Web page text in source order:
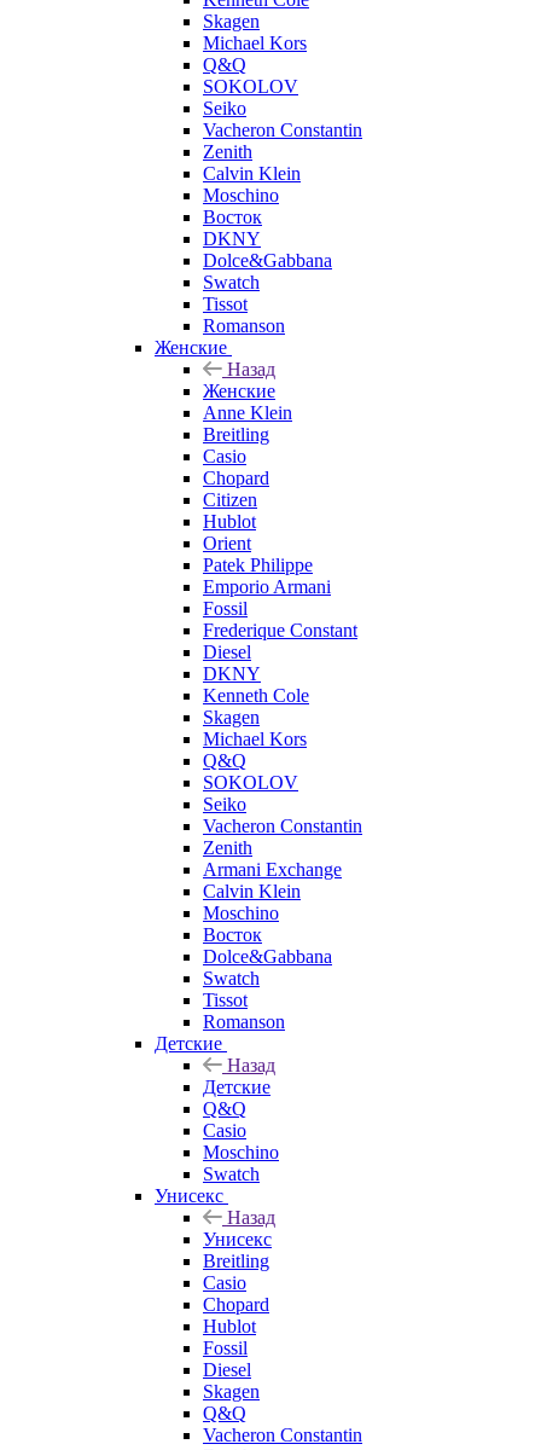
Skagen
Michael Kors
Q&Q
SOKOLOV
Seiko
Vacheron Constantin
Zenith
Calvin Klein
Moschino
Восток
DKNY
Dolce&Gabbana
Swatch
Tissot
Romanson
Женские
Назад
Женские
Anne Klein
Breitling
Casio
Chopard
Citizen
Hublot
Orient
Patek Philippe
Emporio Armani
Fossil
Frederique Constant
Diesel
DKNY
Kenneth Cole
Skagen
Michael Kors
Q&Q
SOKOLOV
Seiko
Vacheron Constantin
Zenith
Armani Exchange
Calvin Klein
Moschino
Восток
Dolce&Gabbana
Swatch
Tissot
Romanson
Детские
Назад
Детские
Q&Q
Casio
Moschino
Swatch
Унисекс
Назад
Унисекс
Breitling
Casio
Chopard
Hublot
Fossil
Diesel
Skagen
Q&Q
Vacheron Constantin